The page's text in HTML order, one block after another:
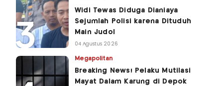
Widi Tewas Diduga Dianiaya
Sejumlah Polisi karena Dituduh
Main Judol
04 Agustus 2026
Megapolitan
Breaking News! Pelaku Mutilasi
Mayat Dalam Karung di Depok